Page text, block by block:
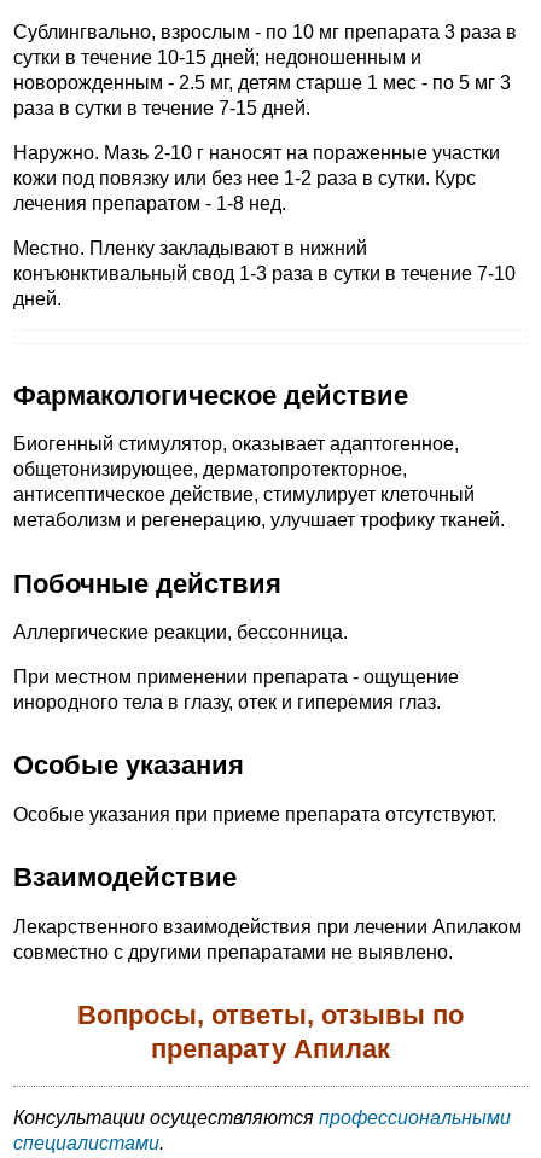
Сублингвально, взрослым - по 10 мг препарата 3 раза в
сутки в течение 10-15 дней; недоношенным и
новорожденным - 2.5 мг, детям старше 1 мес - по 5 мг 3
раза в сутки в течение 7-15 дней.
Наружно. Мазь 2-10 г наносят на пораженные участки
кожи под повязку или без нее 1-2 раза в сутки. Курс
лечения препаратом - 1-8 нед.
Местно. Пленку закладывают в нижний
конъюнктивальный свод 1-3 раза в сутки в течение 7-10
дней.
Фармакологическое действие
Биогенный стимулятор, оказывает адаптогенное,
общетонизирующее, дерматопротекторное,
антисептическое действие, стимулирует клеточный
метаболизм и регенерацию, улучшает трофику тканей.
Побочные действия
Аллергические реакции, бессонница.
При местном применении препарата - ощущение
инородного тела в глазу, отек и гиперемия глаз.
Особые указания
Особые указания при приеме препарата отсутствуют.
Взаимодействие
Лекарственного взаимодействия при лечении Апилаком
совместно с другими препаратами не выявлено.
Вопросы, ответы, отзывы по
препарату Апилак
Консультации осуществляются профессиональными
специалистами.